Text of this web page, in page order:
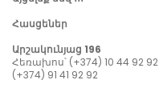
Հասցեներ
Արշակունյաց 196
Հեռախոս՝ (+374) 10 44 92 92
(+374) 91 41 92 92